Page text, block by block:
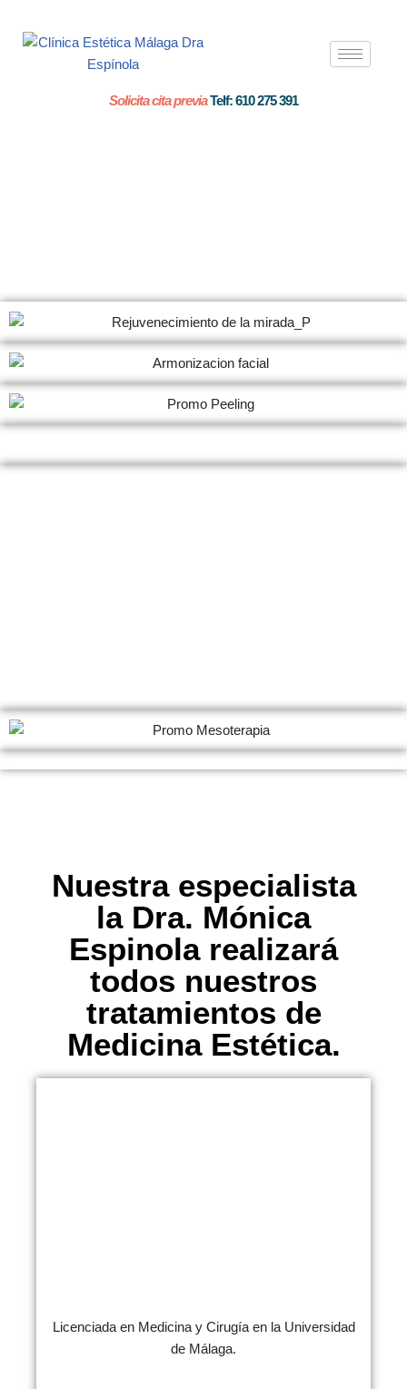
Saltar
Solicita cita previaTelf: 610 275 391
Nuestra especialista
la Dra. Mónica
Espinola realizará
todos nuestros
tratamientos de
Medicina Estética.
Licenciada en Medicina y Cirugía en la Universidad
de Málaga.